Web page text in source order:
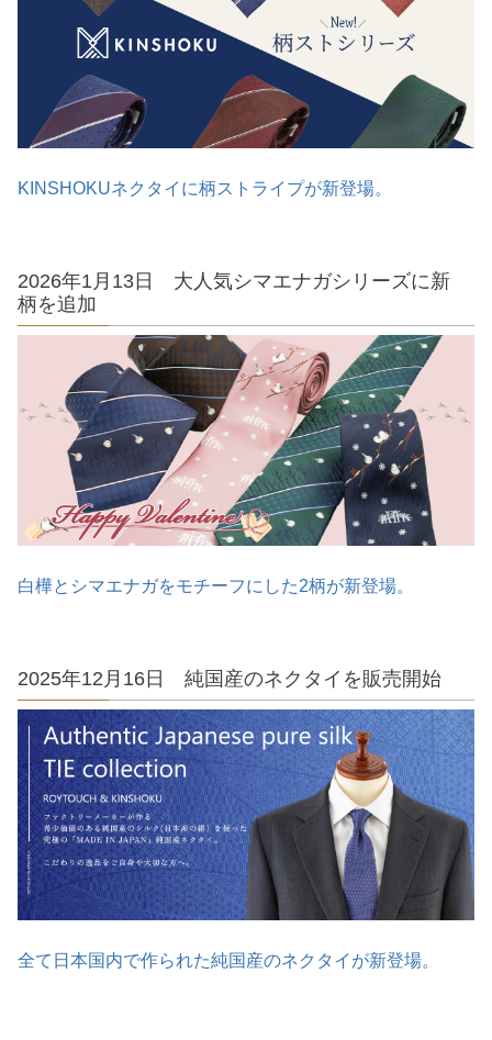
KINSHOKUネクタイに柄ストライプが新登場。
2026年1月13日 大人気シマエナガシリーズに新
柄を追加
白樺とシマエナガをモチーフにした2柄が新登場。
2025年12月16日 純国産のネクタイを販売開始
全て日本国内で作られた純国産のネクタイが新登場。